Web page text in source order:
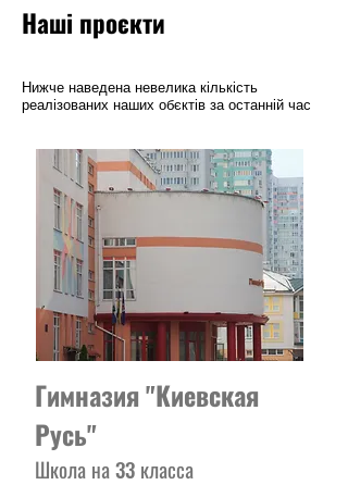
Наші проєкти
Нижче наведена невелика кількість
реалізованих наших обєктів за останній час
Гимназия "Киевская
Русь"
Школа на 33 класса